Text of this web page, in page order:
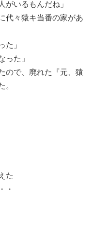
がいるもんだね」
代々猿キ当番の家があ
た」
った」
ので、廃れた『元、猿
。
た
・